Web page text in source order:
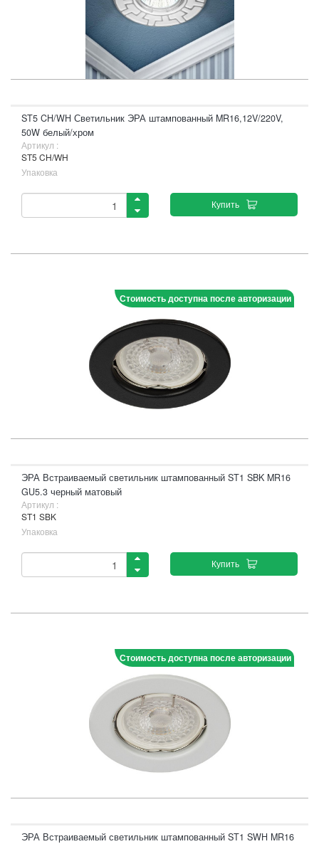
ST5 CH/WH Светильник ЭРА штампованный MR16,12V/220V,
50W белый/хром
Артикул :
ST5 CH/WH
Упаковка
Купить
Стоимость доступна после авторизации
ЭРА Встраиваемый светильник штампованный ST1 SBK MR16
GU5.3 черный матовый
Артикул :
ST1 SBK
Упаковка
Купить
Стоимость доступна после авторизации
ЭРА Встраиваемый светильник штампованный ST1 SWH MR16